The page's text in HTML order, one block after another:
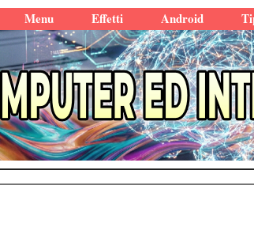
Menu Effetti Android